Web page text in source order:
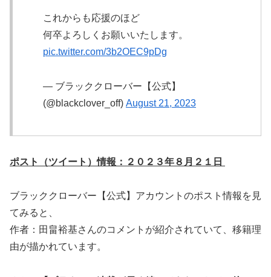
これからも応援のほど
何卒よろしくお願いいたします。
pic.twitter.com/3b2OEC9pDg
— ブラッククローバー【公式】
(@blackclover_off) August 21, 2023
ポスト（ツイート）情報：２０２３年８月２１日
ブラッククローバー【公式】アカウントのポスト情報を見
てみると、
作者：田畠裕基さんのコメントが紹介されていて、移籍理
由が描かれています。